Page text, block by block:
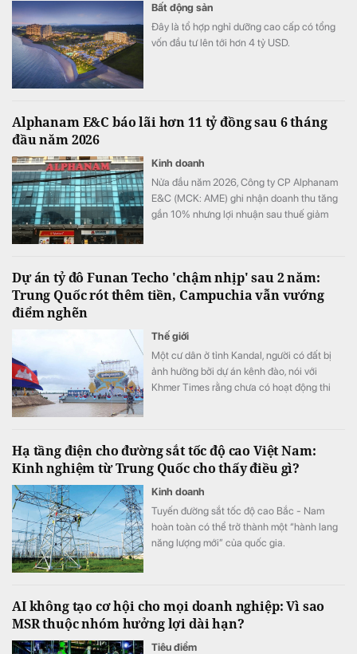
Bất động sản
Đây là tổ hợp nghỉ dưỡng cao cấp có tổng
vốn đầu tư lên tới hơn 4 tỷ USD.
Alphanam E&C báo lãi hơn 11 tỷ đồng sau 6 tháng
đầu năm 2026
Kinh doanh
Nửa đầu năm 2026, Công ty CP Alphanam
E&C (MCK: AME) ghi nhận doanh thu tăng
gần 10% nhưng lợi nhuận sau thuế giảm
của doanh nghiệp.
Dự án tỷ đô Funan Techo 'chậm nhịp' sau 2 năm:
Trung Quốc rót thêm tiền, Campuchia vẫn vướng
điểm nghẽn
Thế giới
Một cư dân ở tỉnh Kandal, người có đất bị
ảnh hưởng bởi dự án kênh đào, nói với
Khmer Times rằng chưa có hoạt động thi
Hạ tầng điện cho đường sắt tốc độ cao Việt Nam:
Kinh nghiệm từ Trung Quốc cho thấy điều gì?
Kinh doanh
Tuyến đường sắt tốc độ cao Bắc - Nam
hoàn toàn có thể trở thành một “hành lang
năng lượng mới” của quốc gia.
AI không tạo cơ hội cho mọi doanh nghiệp: Vì sao
MSR thuộc nhóm hưởng lợi dài hạn?
Tiêu điểm